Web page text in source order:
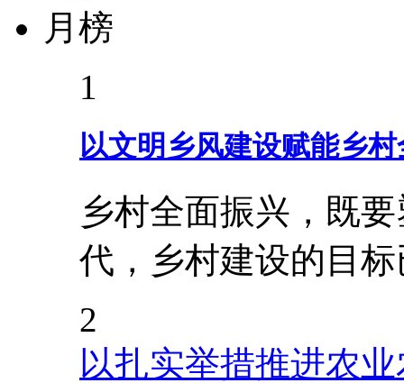
月榜
1
以文明乡风建设赋能乡
乡村全面振兴，既
代，乡村建设的目
2
以扎实举措推进农